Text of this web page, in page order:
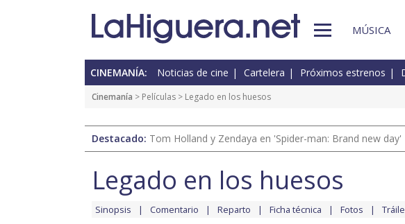
MÚSICA
CINEMANÍA: Noticias de cine Cartelera Próximos estrenos
Cinemanía > Películas > Legado en los huesos
Destacado: Tom Holland y Zendaya en 'Spider-man: Brand new day'
Legado en los huesos
Sinopsis Comentario Reparto Ficha técnica Fotos